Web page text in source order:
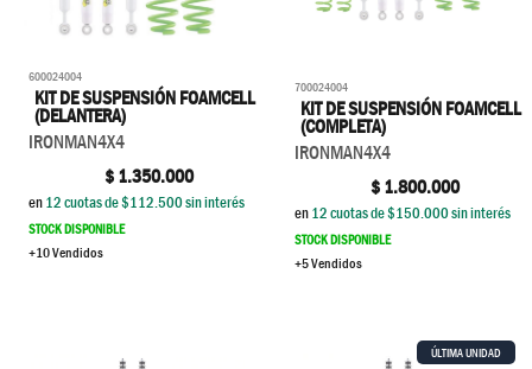
600024004
KIT DE SUSPENSIÓN FOAMCELL
(DELANTERA)
IRONMAN4X4
$1.350.000
en12cuotas de $112.500sin interés
STOCK DISPONIBLE
+10 Vendidos
700024004
KIT DE SUSPENSIÓN FOAMCELL
(COMPLETA)
IRONMAN4X4
$1.800.000
en12cuotas de $150.000sin interés
STOCK DISPONIBLE
+5 Vendidos
ÚLTIMA UNIDAD